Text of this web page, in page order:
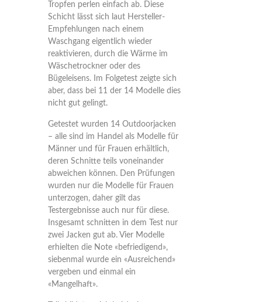
Tropfen perlen einfach ab. Diese
Schicht lässt sich laut Hersteller-
Empfehlungen nach einem
Waschgang eigentlich wieder
reaktivieren, durch die Wärme im
Wäschetrockner oder des
Bügeleisens. Im Folgetest zeigte sich
aber, dass bei 11 der 14 Modelle dies
nicht gut gelingt.
Getestet wurden 14 Outdoorjacken
– alle sind im Handel als Modelle für
Männer und für Frauen erhältlich,
deren Schnitte teils voneinander
abweichen können. Den Prüfungen
wurden nur die Modelle für Frauen
unterzogen, daher gilt das
Testergebnisse auch nur für diese.
Insgesamt schnitten in dem Test nur
zwei Jacken gut ab. Vier Modelle
erhielten die Note «befriedigend»,
siebenmal wurde ein «Ausreichend»
vergeben und einmal ein
«Mangelhaft».